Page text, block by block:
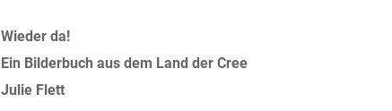
Wieder da!
Ein Bilderbuch aus dem Land der Cree
Julie Flett